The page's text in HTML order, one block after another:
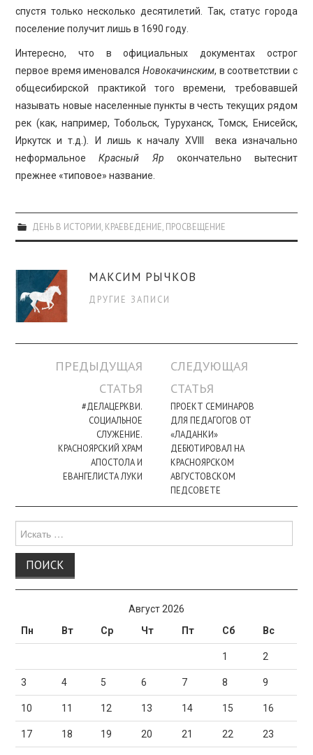
спустя только несколько десятилетий. Так, статус города
поселение получит лишь в 1690 году.
Интересно, что в официальных документах острог
первое время именовался Новокачинским, в соответствии с
общесибирской практикой того времени, требовавшей
называть новые населенные пункты в честь текущих рядом
рек (как, например, Тобольск, Туруханск, Томск, Енисейск,
Иркутск и т.д.)
И лишь к началу XVIII века изначально
неформальноеКрасный Яр окончательно вытеснит
прежнее «типовое» название.
ДЕНЬ В ИСТОРИИ КРАЕВЕДЕНИЕ ПРОСВЕЩЕНИЕ
МАКСИМ РЫЧКОВ
ДРУГИЕ ЗАПИСИ
Навигация
ПРЕДЫДУЩАЯ
СТАТЬЯ
#ДЕЛАЦЕРКВИ.
СОЦИАЛЬНОЕ
СЛУЖЕНИЕ.
КРАСНОЯРСКИЙ ХРАМ
АПОСТОЛА И
ЕВАНГЕЛИСТА ЛУКИ
СЛЕДУЮЩАЯ
СТАТЬЯ
ПРОЕКТ СЕМИНАРОВ
ДЛЯ ПЕДАГОГОВ ОТ
«ЛАДАНКИ»
ДЕБЮТИРОВАЛ НА
КРАСНОЯРСКОМ
АВГУСТОВСКОМ
ПЕДСОВЕТЕ
для:
Август 2026
Пн
Вт Ср Чт Пт Сб Вс
1 2
3 4 5 6 7 8 9
10 11 12 13 14 15 16
17 18 19 20 21 22 23